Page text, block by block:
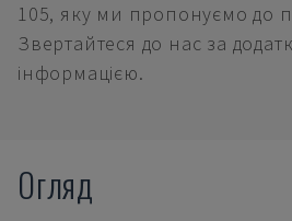
105, яку ми пропонуємо до
Звертайтеся до нас за
інформацією.
Огляд